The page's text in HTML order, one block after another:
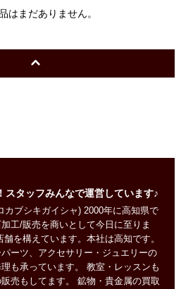
はまだありません。
タッフみんなで運営しています♪
カブシキガイシャ) 2000年に高知県で
工/販売を商いとして今日に至りま
を構えています。本社は高知です。
ーツ、アクセサリー・ジュエリーの
も承っています。 教室・レッスンも
売もしてます。 鉱物・貴金属の買取